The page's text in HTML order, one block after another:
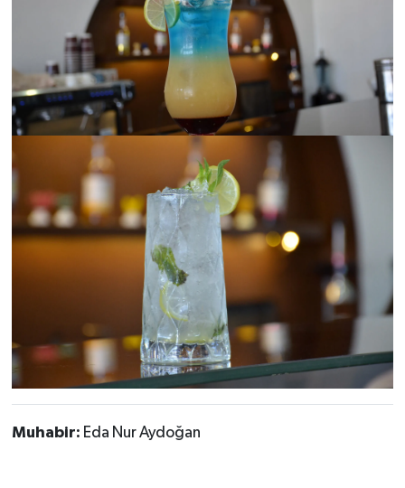
Muhabir: Eda Nur Aydoğan